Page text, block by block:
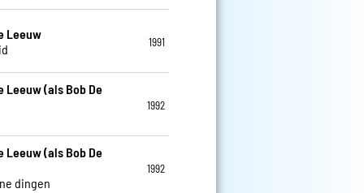
Leeuw
1991
Leeuw (als Bob De
1992
Leeuw (als Bob De
dingen
1992